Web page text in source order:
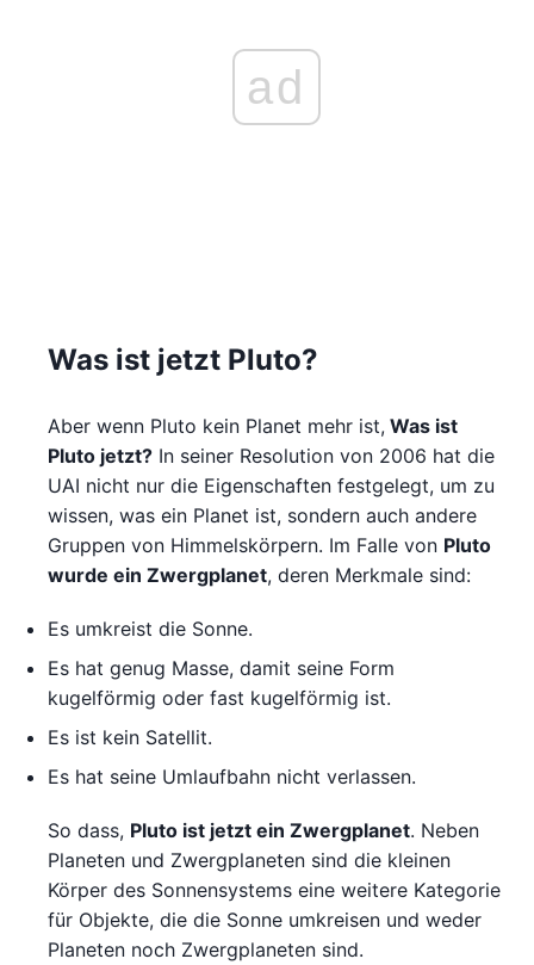
ad
Was ist jetzt Pluto?
Aber wenn Pluto kein Planet mehr ist, Was ist
Pluto jetzt? In seiner Resolution von 2006 hat die
UAI nicht nur die Eigenschaften festgelegt, um zu
wissen, was ein Planet ist, sondern auch andere
Gruppen von Himmelskörpern. Im Falle von Pluto
wurde ein Zwergplanet, deren Merkmale sind:
Es umkreist die Sonne.
Es hat genug Masse, damit seine Form
kugelförmig oder fast kugelförmig ist.
Es ist kein Satellit.
Es hat seine Umlaufbahn nicht verlassen.
So dass, Pluto ist jetzt ein Zwergplanet. Neben
Planeten und Zwergplaneten sind die kleinen
Körper des Sonnensystems eine weitere Kategorie
für Objekte, die die Sonne umkreisen und weder
Planeten noch Zwergplaneten sind.